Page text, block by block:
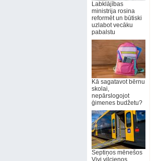
Labklājības
ministrija rosina
reformēt un būtiski
uzlabot vecāku
pabalstu
Kā sagatavot bērnu
skolai,
nepārslogojot
ģimenes budžetu?
Septiņos mēnešos
Vivi vilcienos